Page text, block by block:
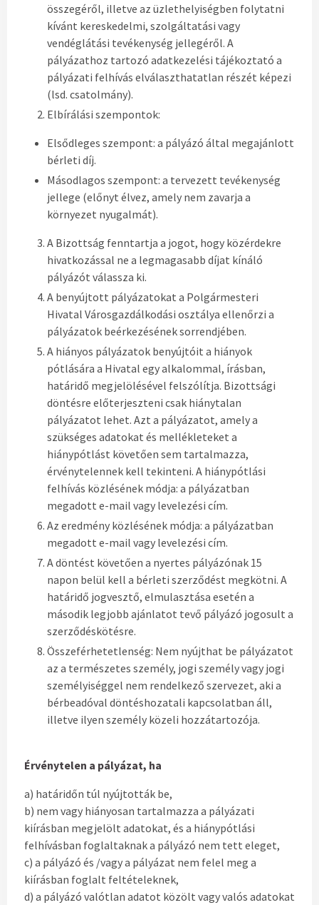
összegéről, illetve az üzlethelyiségben folytatni
kívánt kereskedelmi, szolgáltatási vagy
vendéglátási tevékenység jellegéről. A
pályázathoz tartozó adatkezelési tájékoztató a
pályázati felhívás elválaszthatatlan részét képezi
(lsd. csatolmány).
Elbírálási szempontok:
Elsődleges szempont: a pályázó által megajánlott
bérleti díj.
Másodlagos szempont: a tervezett tevékenység
jellege (előnyt élvez, amely nem zavarja a
környezet nyugalmát).
A Bizottság fenntartja a jogot, hogy közérdekre
hivatkozással ne a legmagasabb díjat kínáló
pályázót válassza ki.
A benyújtott pályázatokat a Polgármesteri
Hivatal Városgazdálkodási osztálya ellenőrzi a
pályázatok beérkezésének sorrendjében.
A hiányos pályázatok benyújtóit a hiányok
pótlására a Hivatal egy alkalommal, írásban,
határidő megjelölésével felszólítja. Bizottsági
döntésre előterjeszteni csak hiánytalan
pályázatot lehet. Azt a pályázatot, amely a
szükséges adatokat és mellékleteket a
hiánypótlást követően sem tartalmazza,
érvénytelennek kell tekinteni. A hiánypótlási
felhívás közlésének módja: a pályázatban
megadott e-mail vagy levelezési cím.
Az eredmény közlésének módja: a pályázatban
megadott e-mail vagy levelezési cím.
A döntést követően a nyertes pályázónak 15
napon belül kell a bérleti szerződést megkötni. A
határidő jogvesztő, elmulasztása esetén a
második legjobb ajánlatot tevő pályázó jogosult a
szerződéskötésre.
Összeférhetetlenség: Nem nyújthat be pályázatot
az a természetes személy, jogi személy vagy jogi
személyiséggel nem rendelkező szervezet, aki a
bérbeadóval döntéshozatali kapcsolatban áll,
illetve ilyen személy közeli hozzátartozója.
Érvénytelen a pályázat, ha
a) határidőn túl nyújtották be,
b) nem vagy hiányosan tartalmazza a pályázati
kiírásban megjelölt adatokat, és a hiánypótlási
felhívásban foglaltaknak a pályázó nem tett eleget,
c) a pályázó és /vagy a pályázat nem felel meg a
kiírásban foglalt feltételeknek,
d) a pályázó valótlan adatot közölt vagy valós adatokat